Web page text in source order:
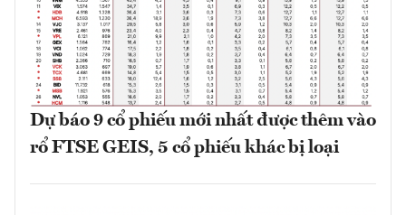
Dự báo 9 cổ phiếu mới nhất được thêm vào
rổ FTSE GEIS, 5 cổ phiếu khác bị loại